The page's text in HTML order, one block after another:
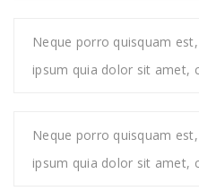
Neque porro quisquam
ipsum quia dolor sit amet,
Neque porro quisquam
ipsum quia dolor sit amet,